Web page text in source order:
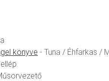
könyve - Tuna / Éhfarkas /